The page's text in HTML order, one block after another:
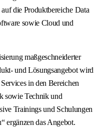
die Produktbereiche Data
sowie Cloud und
maßgeschneiderter
und Lösungsangebot wird
in den Bereichen
sowie Technik und
Trainings und Schulungen
ergänzen das Angebot.